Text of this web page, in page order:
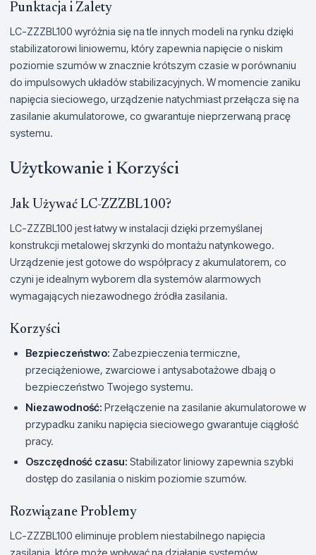
Punktacja i Zalety
LC-ZZZBL100 wyróżnia się na tle innych modeli na rynku dzięki
stabilizatorowi liniowemu, który zapewnia napięcie o niskim
poziomie szumów w znacznie krótszym czasie w porównaniu
do impulsowych układów stabilizacyjnych. W momencie zaniku
napięcia sieciowego, urządzenie natychmiast przełącza się na
zasilanie akumulatorowe, co gwarantuje nieprzerwaną pracę
systemu.
Użytkowanie i Korzyści
Jak Używać LC-ZZZBL100?
LC-ZZZBL100 jest łatwy w instalacji dzięki przemyślanej
konstrukcji metalowej skrzynki do montażu natynkowego.
Urządzenie jest gotowe do współpracy z akumulatorem, co
czyni je idealnym wyborem dla systemów alarmowych
wymagających niezawodnego źródła zasilania.
Korzyści
Bezpieczeństwo: Zabezpieczenia termiczne,
przeciążeniowe, zwarciowe i antysabotażowe dbają o
bezpieczeństwo Twojego systemu.
Niezawodność: Przełączenie na zasilanie akumulatorowe w
przypadku zaniku napięcia sieciowego gwarantuje ciągłość
pracy.
Oszczędność czasu: Stabilizator liniowy zapewnia szybki
dostęp do zasilania o niskim poziomie szumów.
Rozwiązane Problemy
LC-ZZZBL100 eliminuje problem niestabilnego napięcia
zasilania, które może wpływać na działanie systemów